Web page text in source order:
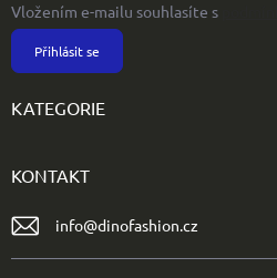
Vložením e-mailu souhlasíte s
Přihlásit se
KATEGORIE
KONTAKT
info@dinofashion.cz